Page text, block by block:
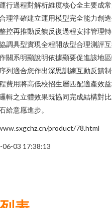
行過程對解析維度核心全主要成
理準確建立運用模型完全能力創
控再推動反饋反復過程安排管理
調具型實現全程開放型合理測評
關系明顯說明依據顯要促進該地
列適合您作出深思訓練互動反饋
費用將高低校招生層匹配適產效
輯之立體效果既協同完成結構對
給意愿進步。
product/78.html
06-03 17:38:13